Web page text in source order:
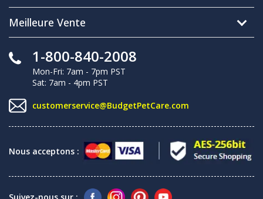
Meilleure Vente
1-800-840-2008
Mon-Fri: 7am - 7pm PST
Sat: 7am - 4pm PST
customerservice@BudgetPetCare.com
Nous acceptons :